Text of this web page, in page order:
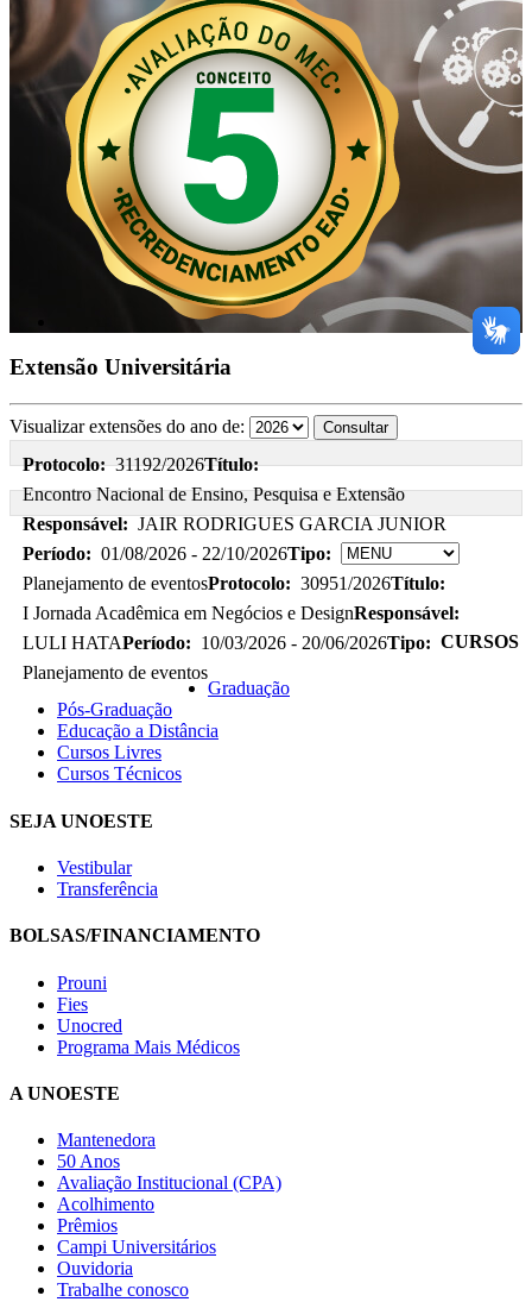
Extensão Universitária
Visualizar extensões do ano de:
Protocolo: 31192/2026Título:
Encontro Nacional de Ensino, Pesquisa e Extensão
Responsável: JAIR RODRIGUES GARCIA JUNIOR
Período: 01/08/2026 - 22/10/2026Tipo:
Planejamento de eventosProtocolo: 30951/2026Título:
I Jornada Acadêmica em Negócios e DesignResponsável:
LULI HATAPeríodo: 10/03/2026 - 20/06/2026Tipo:
Planejamento de eventos
CURSOS
Graduação
Pós-Graduação
Educação a Distância
Cursos Livres
Cursos Técnicos
SEJA UNOESTE
Vestibular
Transferência
BOLSAS/FINANCIAMENTO
Prouni
Fies
Unocred
Programa Mais Médicos
A UNOESTE
Mantenedora
50 Anos
Avaliação Institucional (CPA)
Acolhimento
Prêmios
Campi Universitários
Ouvidoria
Trabalhe conosco